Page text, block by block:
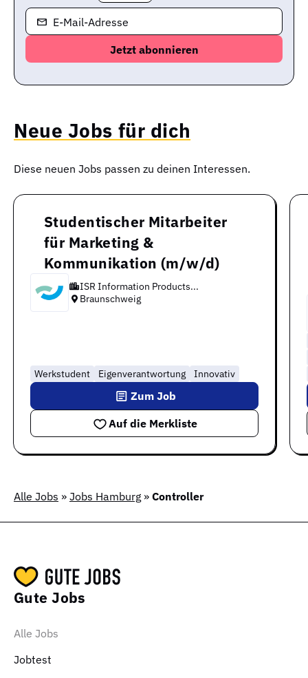
E-Mail-Adresse
Neue Jobs für dich
Diese neuen Jobs passen zu deinen Interessen.
Studentischer Mitarbeiter
für Marketing &
Kommunikation (m/w/d)
ISR Information Products...
Braunschweig
Werkstudent Eigenverantwortung Innovativ
Auf die Merkliste
Zum Job
Alle Jobs » Jobs Hamburg » Controller
Gute Jobs
Alle Jobs
Jobtest